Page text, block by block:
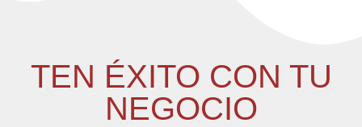
TEN ÉXITO CON TU
NEGOCIO